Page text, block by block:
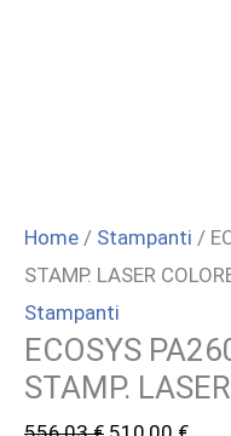
Home / Stampanti /
STAMP. LASER
Stampanti
ECOSYS
STAMP.
Il
Il